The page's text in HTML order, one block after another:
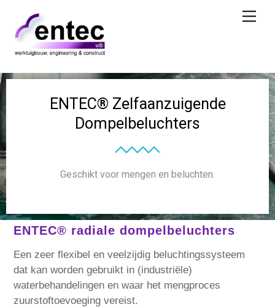
content
ENTEC® Zelfaanzuigende
Dompelbeluchters
Geschikt voor mengen en beluchten.
ENTEC® radiale dompelbeluchters
Een zeer flexibel en veelzijdig beluchtingssysteem
dat kan worden gebruikt in (industriële)
waterbehandelingen en waar het mengproces
zuurstoftoevoeging vereist.